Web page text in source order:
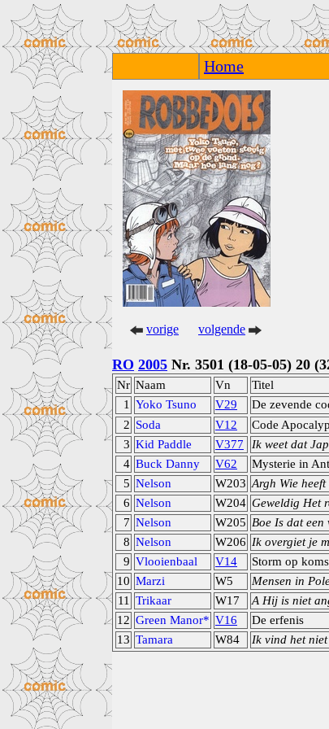
Home
vorige volgende
RO 2005 Nr. 3501 (18-05-05) 20
Nr Naam Vn Titel
1
Yoko Tsuno V29 De zevende
2 Soda V12 Code
3 Kid Paddle V377 Ik weet dat
4 Buck Danny V62 Mysterie in
5 Nelson W203 Argh Wie
6 Nelson W204 Geweldig Het
7 Nelson W205 Boe Is dat een
8 Nelson W206 Ik overgiet je
9 Vlooienbaal V14 Storm op
10 Marzi W5 Mensen in
11
Trikaar W17 A Hij is niet
12 Green Manor* V16 De erfenis
13 Tamara W84 Ik vind het niet